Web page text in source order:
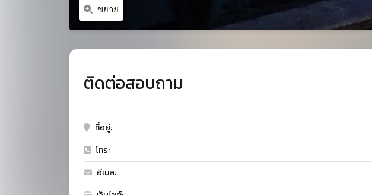
ขยาย
ติดต่อสอบถาม
ที่อยู่:
โทร:
อีเมล: